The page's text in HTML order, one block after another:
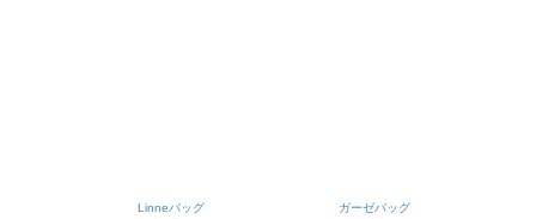
Linneバッグ ガーゼバッグ